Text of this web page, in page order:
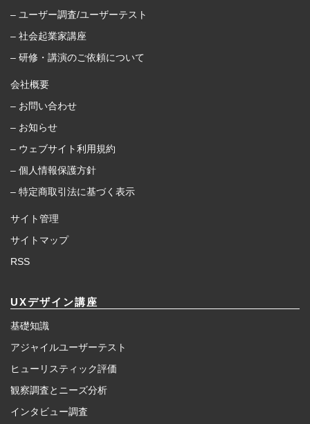
– ユーザー調査/ユーザーテスト
– 社会起業家講座
– 研修・講演のご依頼について
会社概要
– お問い合わせ
– お知らせ
– ウェブサイト利用規約
– 個人情報保護方針
– 特定商取引法に基づく表示
サイト管理
サイトマップ
RSS
UXデザイン講座
基礎知識
アジャイルユーザーテスト
ヒューリスティック評価
観察調査とニーズ分析
インタビュー調査